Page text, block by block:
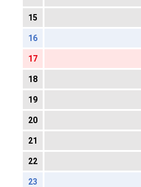
15
16
17
18
19
20
21
22
23